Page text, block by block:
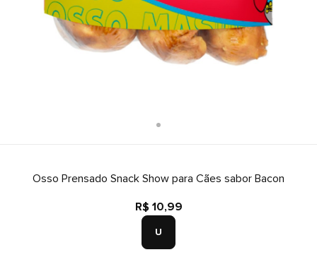
Osso Prensado Snack Show para Cães sabor Bacon
R$ 10,99
U